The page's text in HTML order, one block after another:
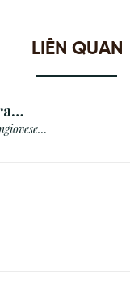
LIÊN QUAN
Igt